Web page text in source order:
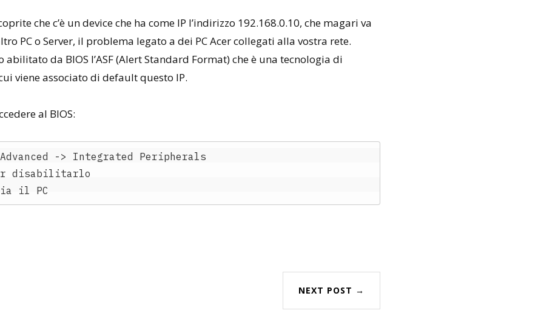
che c’è un device che ha come IP l’indirizzo 192.168.0.10, che magari va
PC o Server, il problema legato a dei PC Acer collegati alla vostra rete.
abilitato da BIOS l’ASF (Alert Standard Format) che è una tecnologia di
viene associato di default questo IP.
al BIOS:
-> Integrated Peripherals
disabilitarlo
NEXT POST →